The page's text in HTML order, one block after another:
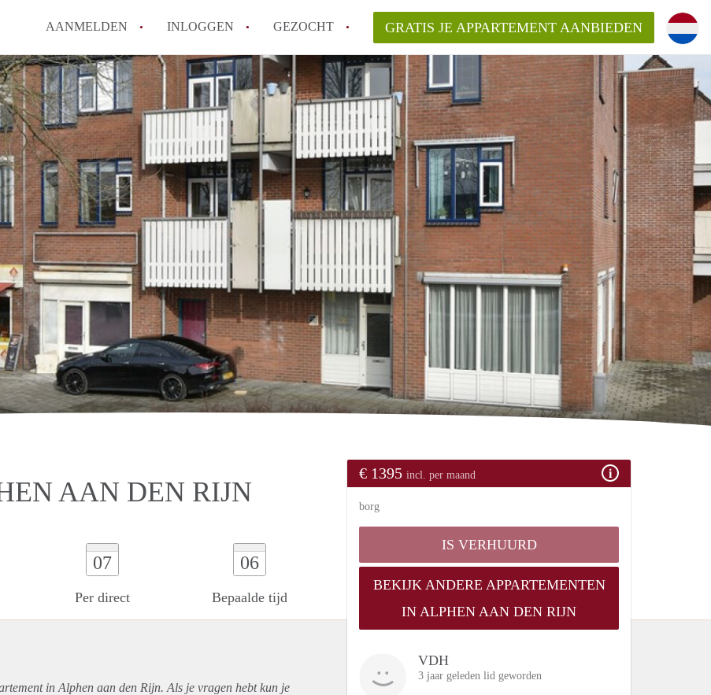
AANMELDEN INLOGGEN GEZOCHT GRATIS JE APPARTEMENT AANBIEDEN
AAN DEN RIJN
07
Per direct
06
Bepaalde tijd
€ 1395 incl. per maand
borg
IS VERHUURD
BEKIJK ANDERE APPARTEMENTEN
IN ALPHEN AAN DEN RIJN
VDH
3 jaar geleden lid geworden
in Alphen aan den Rijn. Als je vragen hebt kun je